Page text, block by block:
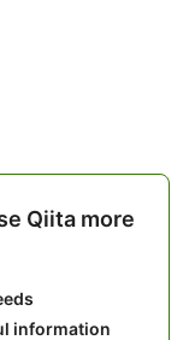
Qiita more
information